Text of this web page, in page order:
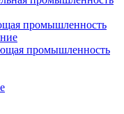
промышленность
промышленность